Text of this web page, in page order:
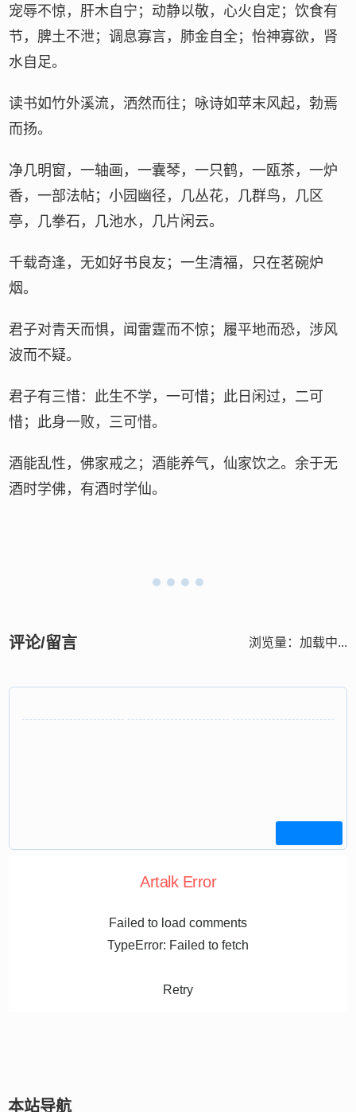
宠辱不惊，肝木自宁；动静以敬，心火自定；饮食有
节，脾土不泄；调息寡言，肺金自全；怡神寡欲，肾
水自足。
读书如竹外溪流，洒然而往；咏诗如苹末风起，勃焉
而扬。
净几明窗，一轴画，一囊琴，一只鹤，一瓯茶，一炉
香，一部法帖；小园幽径，几丛花，几群鸟，几区
亭，几拳石，几池水，几片闲云。
千载奇逢，无如好书良友；一生清福，只在茗碗炉
烟。
君子对青天而惧，闻雷霆而不惊；履平地而恐，涉风
波而不疑。
君子有三惜：此生不学，一可惜；此日闲过，二可
惜；此身一败，三可惜。
酒能乱性，佛家戒之；酒能养气，仙家饮之。余于无
酒时学佛，有酒时学仙。
评论/留言 浏览量： 加载中...
Artalk Error
Failed to load comments
TypeError: Failed to fetch
Retry
本站导航